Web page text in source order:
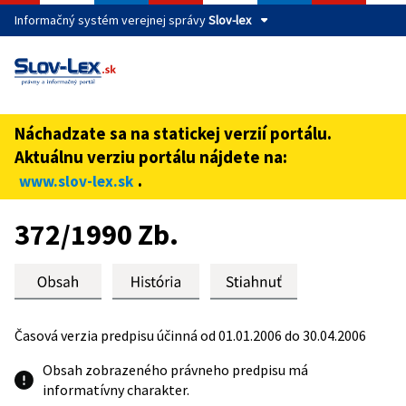
Informačný systém verejnej správySlov-lex
Táto stránka je zabezpečená
cez zabezpečenú webovú stránku verejnej správy SR.
Zabezpečená stránka vždy začína https:// pred názvom
domény webového sídla.
Náchadzate sa na statickej verzií portálu.
Aktuálnu verziu portálu nájdete na:
www.slov-lex.sk .
Preskoč na obsah
372/1990 Zb.
Časová verzia predpisu účinná od 01.01.2006 do 30.04.2006
Obsah zobrazeného právneho predpisu má
informatívny charakter.